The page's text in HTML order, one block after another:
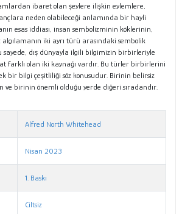
ibaret olan şeylere ilişkin eylemlere,
neden olabileceği anlamında bir hayli
esas iddiası, insan sembolizminin köklerinin,
algılamanın iki ayrı türü arasındaki sembolik
sayede, dış dünyayla ilgili bilgimizin birbirleriyle
farklı olan iki kaynağı vardır. Bu türler birbirlerini
bir bilgi çeşitliliği söz konusudur. Birinin belirsiz
ve birinin önemli olduğu yerde diğeri sıradandır.
Alfred North Whitehead
Nisan 2023
1. Baskı
Ciltsiz